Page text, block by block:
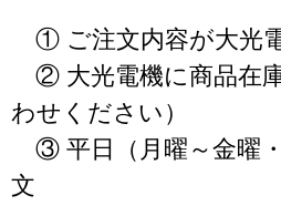
① ご注文内容が大光
② 大光電機に商品在
わせください）
③ 平日（月曜～金曜
文